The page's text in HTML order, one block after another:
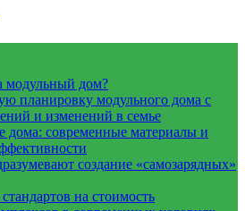
модульный дом?
планировку модульного дома с
и изменений в семье
дома: современные материалы и
создание «самозарядных»
на стоимость